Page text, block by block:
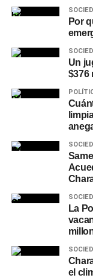
Por
Un
$376
La
el